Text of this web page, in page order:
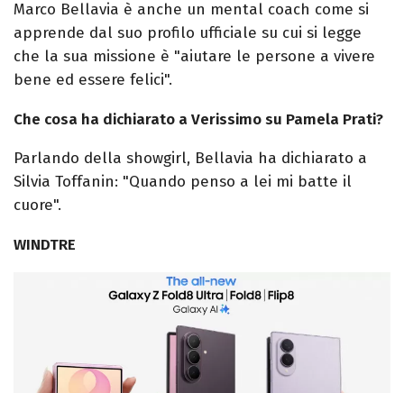
Marco Bellavia è anche un mental coach come si
apprende dal suo profilo ufficiale su cui si legge
che la sua missione è "aiutare le persone a vivere
bene ed essere felici".
Che cosa ha dichiarato a Verissimo su Pamela Prati?
Parlando della showgirl, Bellavia ha dichiarato a
Silvia Toffanin: "Quando penso a lei mi batte il
cuore".
WINDTRE